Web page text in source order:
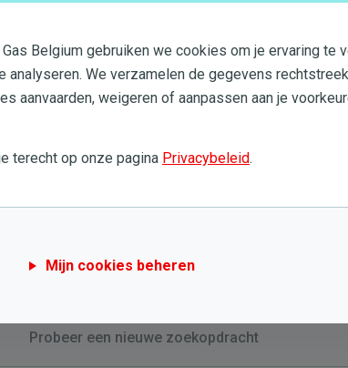
door?
Probeer een nieuwe zoekopdracht
Belgium gebruiken we cookies om je ervaring te
analyseren. We verzamelen de gegevens
aanvaarden, weigeren of aanpassen aan je
terecht op onze pagina Privacybeleid.
Mijn cookies beheren